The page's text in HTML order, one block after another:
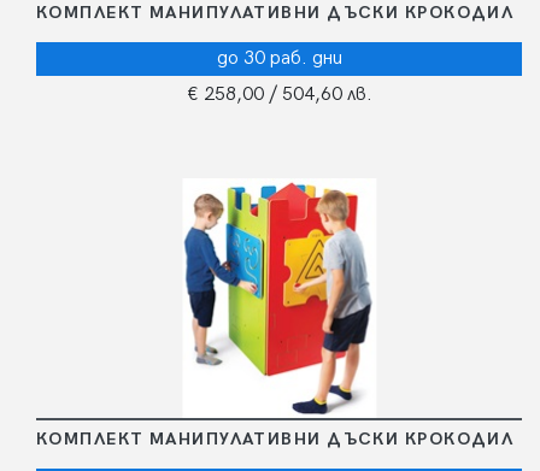
КОМПЛЕКТ МАНИПУЛАТИВНИ ДЪСКИ КРОКОДИЛ
до 30 раб. дни
€ 258,00 / 504,60 лв.
КОМПЛЕКТ МАНИПУЛАТИВНИ ДЪСКИ КРОКОДИЛ